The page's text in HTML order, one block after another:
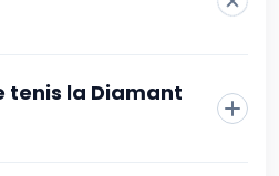
sau mesaje către recepție.
actualizat în timp real și
tenis la Diamant